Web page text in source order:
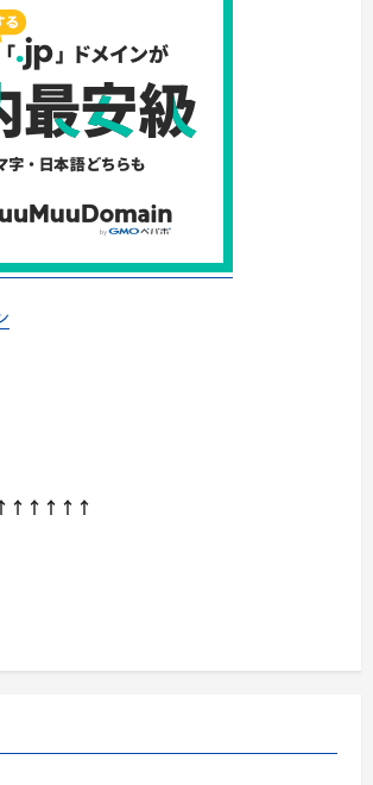
ズ・
A8.net
会
員
定
の
サ
ト
M&A
ー
ビ
に
つ